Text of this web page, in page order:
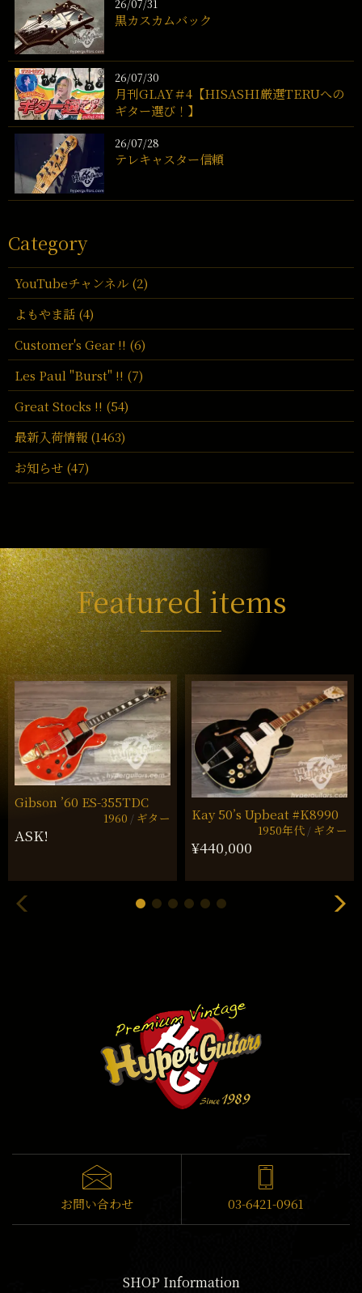
26/07/31
黒カスカムバック
26/07/30
月刊GLAY＃4【HISASHI厳選TERUへの
ギター選び！】
26/07/28
テレキャスター信頼
Category
YouTubeチャンネル (2)
よもやま話 (4)
Customer's Gear !! (6)
Les Paul "Burst" !! (7)
Great Stocks !! (54)
最新入荷情報 (1463)
お知らせ (47)
Featured items
Gibson ’60 ES-355TDC
1960 ギター
ASK!
Kay 50’s Upbeat #K8990
1950年代 ギター
¥440,000
お問い合わせ 03-6421-0961
SHOP Information